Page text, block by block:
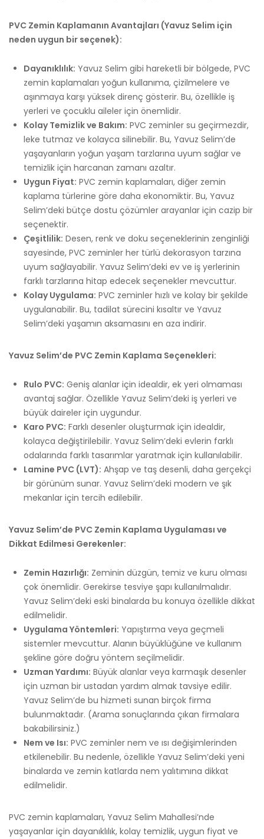
PVC Zemin Kaplamanın Avantajları (Yavuz Selim için
neden uygun bir seçenek):
Dayanıklılık: Yavuz Selim gibi hareketli bir bölgede, PVC
zemin kaplamaları yoğun kullanıma, çizilmelere ve
aşınmaya karşı yüksek direnç gösterir. Bu, özellikle iş
yerleri ve çocuklu aileler için önemlidir.
Kolay Temizlik ve Bakım: PVC zeminler su geçirmezdir,
leke tutmaz ve kolayca silinebilir. Bu, Yavuz Selim’de
yaşayanların yoğun yaşam tarzlarına uyum sağlar ve
temizlik için harcanan zamanı azaltır.
Uygun Fiyat: PVC zemin kaplamaları, diğer zemin
kaplama türlerine göre daha ekonomiktir. Bu, Yavuz
Selim’deki bütçe dostu çözümler arayanlar için cazip bir
seçenektir.
Çeşitlilik: Desen, renk ve doku seçeneklerinin zenginliği
sayesinde, PVC zeminler her türlü dekorasyon tarzına
uyum sağlayabilir. Yavuz Selim’deki ev ve iş yerlerinin
farklı tarzlarına hitap edecek seçenekler mevcuttur.
Kolay Uygulama: PVC zeminler hızlı ve kolay bir şekilde
uygulanabilir. Bu, tadilat sürecini kısaltır ve Yavuz
Selim’deki yaşamın aksamasını en aza indirir.
Yavuz Selim’de PVC Zemin Kaplama Seçenekleri:
Rulo PVC: Geniş alanlar için idealdir, ek yeri olmaması
avantaj sağlar. Özellikle Yavuz Selim’deki iş yerleri ve
büyük daireler için uygundur.
Karo PVC: Farklı desenler oluşturmak için idealdir,
kolayca değiştirilebilir. Yavuz Selim’deki evlerin farklı
odalarında farklı tasarımlar yaratmak için kullanılabilir.
Lamine PVC (LVT): Ahşap ve taş desenli, daha gerçekçi
bir görünüm sunar. Yavuz Selim’deki modern ve şık
mekanlar için tercih edilebilir.
Yavuz Selim’de PVC Zemin Kaplama Uygulaması ve
Dikkat Edilmesi Gerekenler:
Zemin Hazırlığı: Zeminin düzgün, temiz ve kuru olması
çok önemlidir. Gerekirse tesviye şapı kullanılmalıdır.
Yavuz Selim’deki eski binalarda bu konuya özellikle dikkat
edilmelidir.
Uygulama Yöntemleri: Yapıştırma veya geçmeli
sistemler mevcuttur. Alanın büyüklüğüne ve kullanım
şekline göre doğru yöntem seçilmelidir.
Uzman Yardımı: Büyük alanlar veya karmaşık desenler
için uzman bir ustadan yardım almak tavsiye edilir.
Yavuz Selim’de bu hizmeti sunan birçok firma
bulunmaktadır. (Arama sonuçlarında çıkan firmalara
bakabilirsiniz.)
Nem ve Isı: PVC zeminler nem ve ısı değişimlerinden
etkilenebilir. Bu nedenle, özellikle Yavuz Selim’deki yeni
binalarda ve zemin katlarda nem yalıtımına dikkat
edilmelidir.
PVC zemin kaplamaları, Yavuz Selim Mahallesi’nde
yaşayanlar için dayanıklılık, kolay temizlik, uygun fiyat ve